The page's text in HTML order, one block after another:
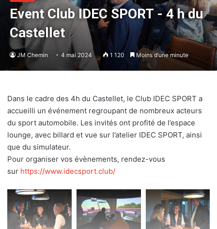
Event Club IDEC SPORT - 4 h du
Castellet
JM Chemin 4 mai 2024 1 120 Moins d’une minute
Dans le cadre des 4h du Castellet, le Club IDEC SPORT a
accueilli un événement regroupant de nombreux acteurs
du sport automobile. Les invités ont profité de l’espace
lounge, avec billard et vue sur l’atelier IDEC SPORT, ainsi
que du simulateur.
Pour organiser vos évènements, rendez-vous
sur https://www.idecsport.club/